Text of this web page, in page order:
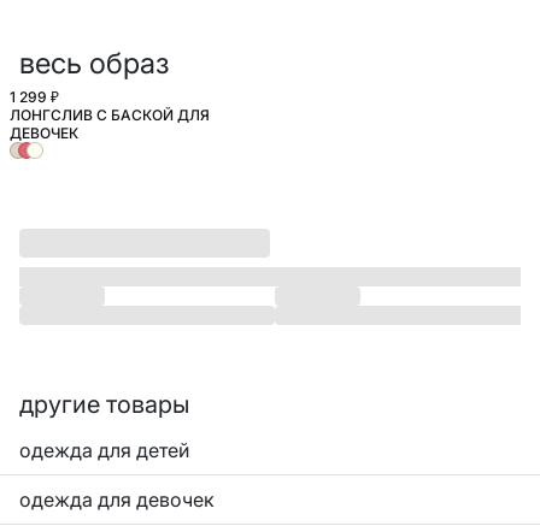
весь образ
1 299 ₽
ЛОНГСЛИВ С БАСКОЙ ДЛЯ
ДЕВОЧЕК
другие товары
одежда для детей
одежда для девочек